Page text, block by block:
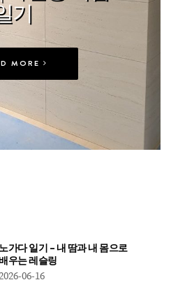
기
MORE
노가다 일기 – 내 땀과 내 몸으로
우는 레슬링
06-16